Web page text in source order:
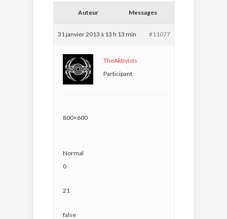
Auteur Messages
31 janvier 2013 à 13 h 13 min #11077
TheAktivists
Participant
800×600
Normal
0
21
false